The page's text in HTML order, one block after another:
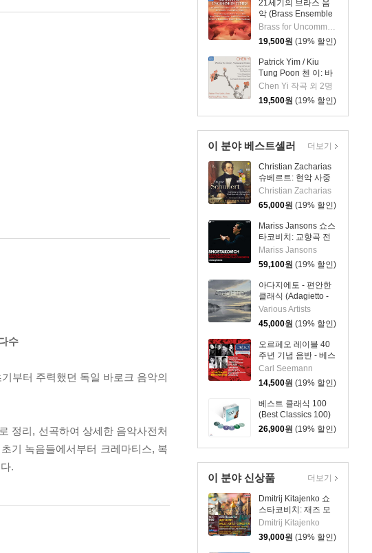
21세기의 브라스 음
악 (Brass Ensemble
Music - 21st Century)Brass for Uncommon Times 실내악
19,500원 (19% 할인)
Patrick Yim / Kiu
Tung Poon 첸 이: 바
이올린, 비올라, 피아
노 작품집 (Chen Yi:
Works For Violin,
Viola And Piano)
Chen Yi 작곡 외 2명
19,500원 (19% 할인)
이 분야 베스트셀러
Christian Zacharias
슈베르트: 현악 사중
주 전곡 외 (Schubert:
Complete String
Quartets, Trout
Quintet & String
Trios)
Christian Zacharias
65,000원 (19% 할인)
Mariss Jansons 쇼스
타코비치: 교향곡 전
곡, 재즈 모음곡, 협주
곡 (Shostakovich :
The Complete
Symphonies, Cello
Concertos & Piano
Concertos)
Mariss Jansons
59,100원 (19% 할인)
아다지에토 - 편안한
클래식 (Adagietto -
Smooth & Relaxing
Classical) [실버 컬러
LP]
Various Artists
45,000원 (19% 할인)
오르페오 레이블 40
주년 기념 음반 - 베스
트 녹음 40 (ORFEO
40th Anniversary
Edition: 40 Ultimate
Recordings)
Carl Seemann
14,500원 (19% 할인)
베스트 클래식 100
(Best Classics 100)
26,900원 (19% 할인)
더보기
이 분야 신상품
Dmitrij Kitajenko 쇼
스타코비치: 재즈 모
음곡, 발레 모음곡, 협
(Shostakovich: Jazz
Dmitrij Kitajenko
39,000원 (19% 할인)
더보기
수
부터 주력했던 독일 바로크 음악의
정리, 선곡하여 상세한 음악사전처
기 녹음들에서부터 크레마티스, 복
.